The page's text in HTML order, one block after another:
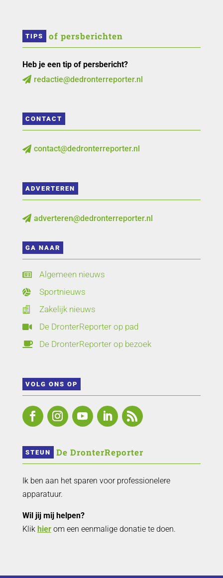
TIPS of persberichten
Heb je een tip of persbericht?
 redactie@dedronterreporter.nl
CONTACT
 contact@dedronterreporter.nl
ADVERTEREN
 adverteren@dedronterreporter.nl
GA NAAR
 Algemeen nieuws
 Sportnieuws
 Zakelijk nieuws
 De DronterReporter op pad
 De DronterReporter op bezoek
VOLG ONS OP
STEUN De DronterReporter
Ik ben aan het sparen voor professionelere
apparatuur.
Wil jij mij helpen?
Klik hierom een eenmalige donatie te doen.